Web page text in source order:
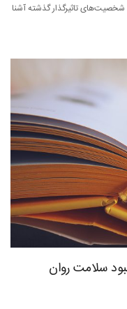
تاثیرگذار گذشته آشنا
سلامت روان